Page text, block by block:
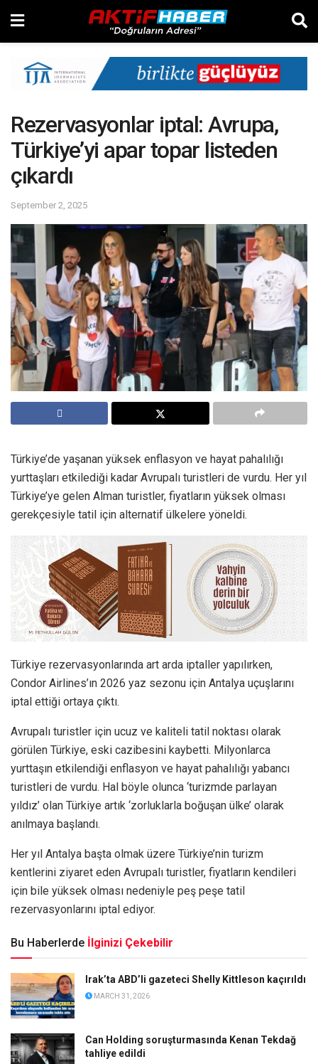
Rezervasyonlar iptal: Avrupa,
Türkiye’yi apar topar listeden
çıkardı
September 2, 2025
Türkiye’de yaşanan yüksek enflasyon ve hayat pahalılığı
yurttaşları etkilediği kadar Avrupalı turistleri de vurdu. Her yıl
Türkiye’ye gelen Alman turistler, fiyatların yüksek olması
gerekçesiyle tatil için alternatif ülkelere yöneldi.
Türkiye rezervasyonlarında art arda iptaller yapılırken,
Condor Airlines’ın 2026 yaz sezonu için Antalya uçuşlarını
iptal ettiği ortaya çıktı.
Avrupalı turistler için ucuz ve kaliteli tatil noktası olarak
görülen Türkiye, eski cazibesini kaybetti. Milyonlarca
yurttaşın etkilendiği enflasyon ve hayat pahalılığı yabancı
turistleri de vurdu. Hal böyle olunca ‘turizmde parlayan
yıldız’ olan Türkiye artık ‘zorluklarla boğuşan ülke’ olarak
anılmaya başlandı.
Her yıl Antalya başta olmak üzere Türkiye’nin turizm
kentlerini ziyaret eden Avrupalı turistler, fiyatların kendileri
için bile yüksek olması nedeniyle peş peşe tatil
rezervasyonlarını iptal ediyor.
Bu Haberlerde İlginizi Çekebilir
Irak’ta ABD’li gazeteci Shelly Kittleson kaçırıldı
MARCH 31, 2026
Can Holding soruşturmasında Kenan Tekdağ
tahliye edildi